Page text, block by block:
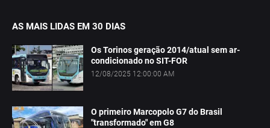
AS MAIS LIDAS EM 30 DIAS
Os Torinos geração 2014/atual sem ar-
condicionado no SIT-FOR
12/08/2025 12:00:00 AM
O primeiro Marcopolo G7 do Brasil
"transformado" em G8